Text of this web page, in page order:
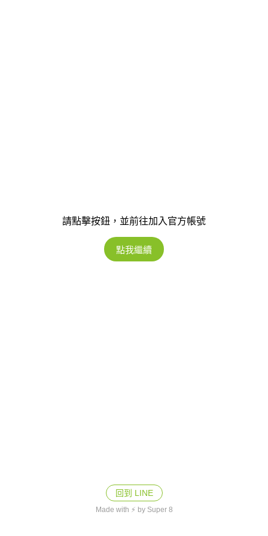
請點擊按鈕，並前往加入官方帳號
點我繼續
回到 LINE
Made with ⚡ by Super 8